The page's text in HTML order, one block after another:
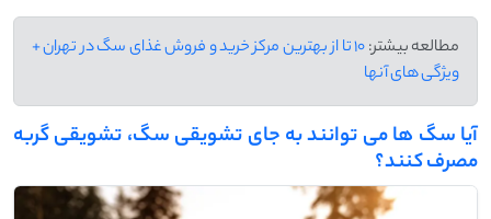
مطالعه بیشتر: 10 تا از بهترین مرکز خرید و فروش غذای سگ در تهران +
ویژگی های آنها
آیا سگ ها می توانند به جای تشویقی سگ، تشویقی گربه
مصرف کنند؟